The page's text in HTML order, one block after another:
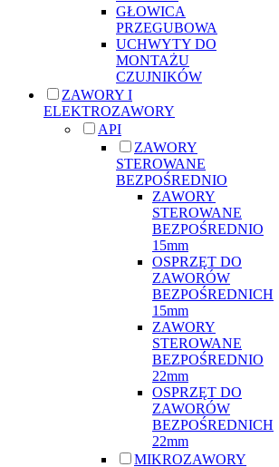
GŁOWICA
PRZEGUBOWA
UCHWYTY DO
MONTAŻU
CZUJNIKÓW
ZAWORY I
ELEKTROZAWORY
API
ZAWORY
STEROWANE
BEZPOŚREDNIO
ZAWORY
STEROWANE
BEZPOŚREDNIO
15mm
OSPRZĘT DO
ZAWORÓW
BEZPOŚREDNICH
15mm
ZAWORY
STEROWANE
BEZPOŚREDNIO
22mm
OSPRZĘT DO
ZAWORÓW
BEZPOŚREDNICH
22mm
MIKROZAWORY